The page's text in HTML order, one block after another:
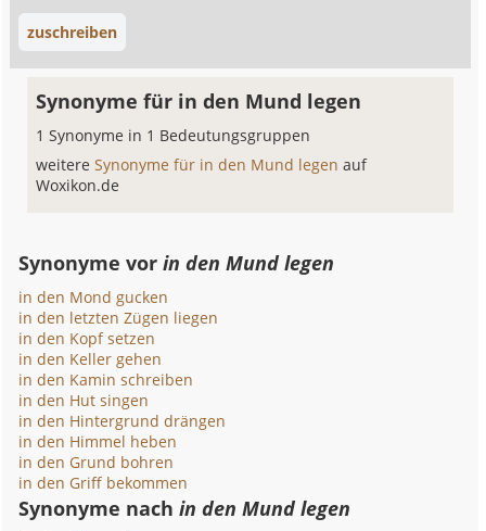
zuschreiben
Synonyme für in den Mund legen
1 Synonyme in 1 Bedeutungsgruppen
weitereSynonyme für in den Mund legenauf
Woxikon.de
Synonyme vorin den Mund legen
in den Mond gucken
in den letzten Zügen liegen
in den Kopf setzen
in den Keller gehen
in den Kamin schreiben
in den Hut singen
in den Hintergrund drängen
in den Himmel heben
in den Grund bohren
in den Griff bekommen
Synonyme nachin den Mund legen